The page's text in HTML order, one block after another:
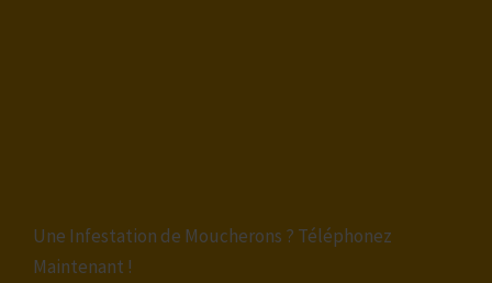
Une Infestation de Moucherons ? Téléphonez
Maintenant !